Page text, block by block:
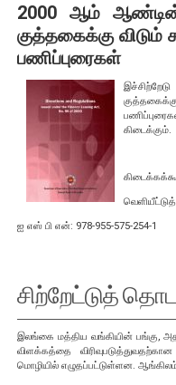
சட்டம்
சட்டங்கள்
இலங்கை மத்திய வங்கிச்
நாணய விதிச் சட்டம்
வங்கியியல்
ஊழியர் சேமநிதிச் சட்டம்
ஏனையவை
பணிப்புரைகள்,
2000 ஆம்
குத்தகைக்கு விடும்
பணிப்புரைகள்
கிடைக்கும்.
ஐ எஸ் பி என்: 978-955-575-254-1
சிற்றேட்டுத்
இலங்கை மத்திய வங்கியின் பங்கு,
விளக்கத்தை
மொழியில் எழுதப்பட்டுள்ளன.